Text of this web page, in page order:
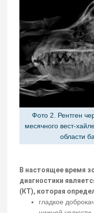
Фото 2. Рентген
месячного вест-
области
В настоящее время
диагностики
(КТ), которая
гладкое